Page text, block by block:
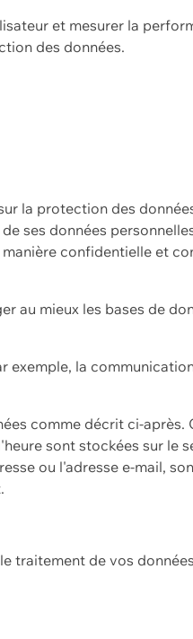
et mesurer la
des données.
la protection des
ses données
confidentielle et
au mieux les bases de
la
comme décrit ci-
sont stockées sur le
ou l'adresse e-mail,
de vos